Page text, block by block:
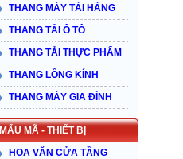
THANG MÁY TẢI HÀNG
THANG TẢI Ô TÔ
THANG TẢI THỰC PHẨM
THANG LỒNG KÍNH
THANG MÁY GIA ĐÌNH
MẨU MÃ - THIẾT BỊ
HOA VĂN CỬA TẦNG